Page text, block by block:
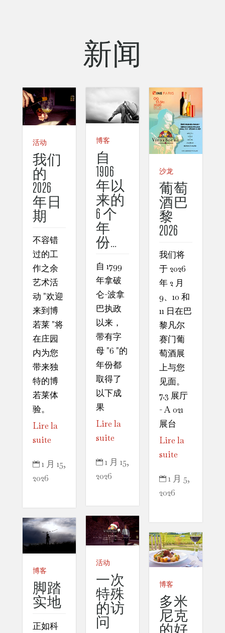
新闻
活动
我们
的
2026
年日
期
不容错
过的工
作之余
艺术活
动 "欢迎
来到博
若莱 "将
在庄园
内为您
带来独
特的博
若莱体
验。
Lire la
suite
 1 月 15,
2026
博客
自
1906
年以
来的
6 个
年
份…
自 1799
年拿破
仑-波拿
巴执政
以来，
带有字
母 "6 "的
年份都
取得了
以下成
果
Lire la
suite
 1 月 15,
2026
沙龙
葡萄
酒巴
黎
2026
我们将
于 2026
年 2 月
9、10 和
11 日在巴
黎凡尔
赛门葡
萄酒展
上与您
见面。
7.3 展厅
- A 021
展台
Lire la
suite
 1 月 5,
2026
活动
一次
特殊
的访
问
博客
脚踏
实地
正如科
博客
多米
尼克
的好